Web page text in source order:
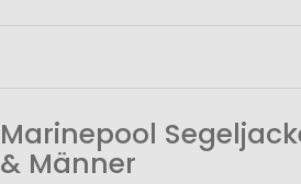
Marinepool
& Männer